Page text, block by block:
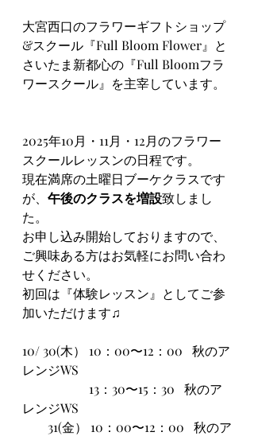
大宮西口のフラワーギフトショップ
&スクール『Full Bloom Flower』と
さいたま新都心の『Full Bloomフラ
ワースクール』を主宰しています。
2025年10月・11月・12月のフラワー
スクールレッスンの日程です。
現在満席の土曜日ブーケクラスです
が、 午後のクラスを増設致しまし
た。
お申し込み開始しておりますので、
ご興味ある方はお気軽にお問い合わ
せください。
初回は『体験レッスン』としてご参
加いただけます♫
10/ 30(木） 10：00〜12：00   秋のア
レンジWS
13：30〜15：30   秋のア
レンジWS
31(金） 10：00〜12：00   秋のア